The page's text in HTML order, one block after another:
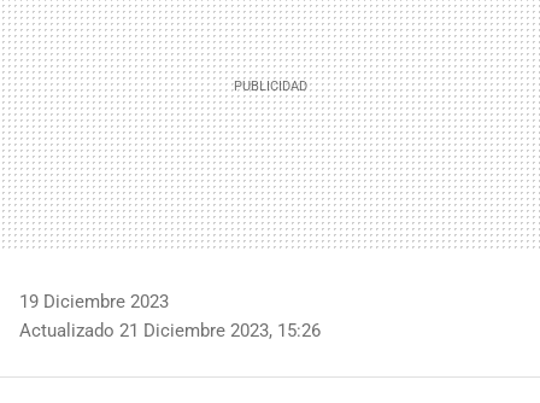
19 Diciembre 2023
Actualizado 21 Diciembre 2023, 15:26